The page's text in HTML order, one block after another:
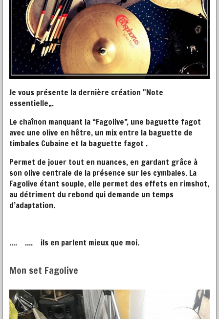
Je vous présente la dernière création "Note
essentielle„.
Le chaînon manquant la “Fagolive”, une baguette fagot
avec une olive en hêtre, un mix entre la baguette de
timbales Cubaine et la baguette fagot .
Permet de jouer tout en nuances, en gardant grâce à
son olive centrale de la présence sur les cymbales. La
Fagolive étant souple, elle permet des effets en rimshot,
au détriment du rebond qui demande un temps
d’adaptation.
.... .... ils en parlent mieux que moi.
Mon set Fagolive